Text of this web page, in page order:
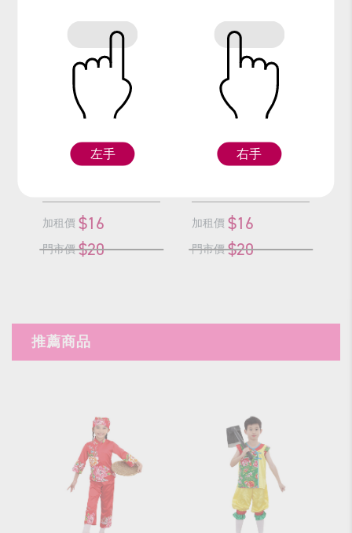
編號：9610-2
粉繡球/顆
加租價 $16
門市價 $20
編號：9610-1
紅繡球/顆
加租價 $16
門市價 $20
推薦商品
左手 右手